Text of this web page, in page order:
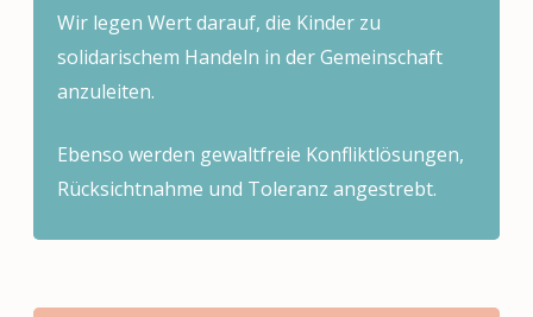
Wir legen Wert darauf, die Kinder zu
solidarischem Handeln in der Gemeinschaft
anzuleiten.
Ebenso werden gewaltfreie Konfliktlösungen,
Rücksichtnahme und Toleranz angestrebt.